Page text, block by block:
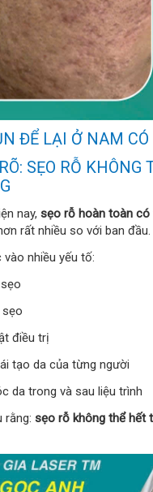
ĐỂ LẠI Ở NAM
SẸO RỖ
nay, sẹo rỗ hoàn toàn có
rất nhiều so với ban đầu.
nhiều yếu tố:
điều trị
tạo da của từng người
da trong và sau liệu trình
rằng: sẹo rỗ không thể hết